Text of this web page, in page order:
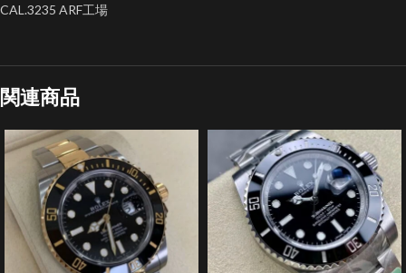
CAL.3235 ARF工場
関連商品